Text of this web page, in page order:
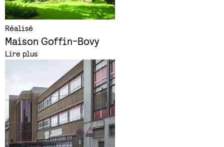
Réalisé
Maison Goffin-Bovy
Lire plus